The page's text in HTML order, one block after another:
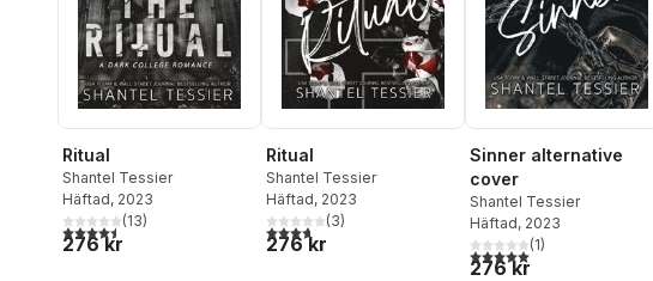
Ritual
Shantel Tessier
Häftad, 2023
4,5utav 5 stjärnor. Totalt antal röster:
(13)
276 kr
Ritual
Shantel Tessier
Häftad, 2023
3,7utav 5 stjärnor. Totalt antal röster:
(3)
276 kr
Sinner alternative
cover
Shantel Tessier
Häftad, 2023
5,0utav 5 stjärnor. Totalt
(1)
276 kr